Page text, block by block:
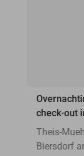
check-out
Theis-
Biersdorf